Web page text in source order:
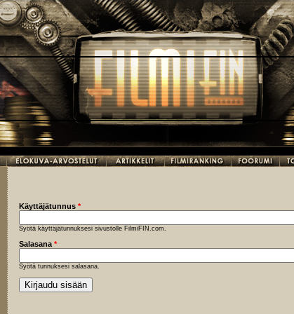
Käyttäjätunnus *
Syötä käyttäjätunnuksesi sivustolle FilmiFIN.com.
Salasana *
Syötä tunnuksesi salasana.